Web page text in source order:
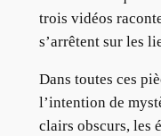
trois vidéos
s’arrêtent sur les
Dans toutes ces
l’intention de
clairs obscurs, les